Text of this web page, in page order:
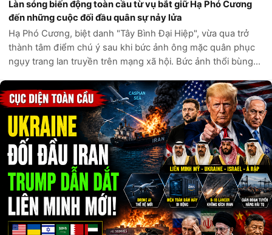
Làn sóng biến động toàn cầu từ vụ bắt giữ Hạ Phó Cương
đến những cuộc đối đầu quân sự nảy lửa
Hạ Phó Cương, biệt danh "Tây Bình Đại Hiệp", vừa qua trở
thành tâm điểm chú ý sau khi bức ảnh ông mặc quân phục
ngụy trang lan truyền trên mạng xã hội. Bức ảnh thổi bùng
đào thoát của ông. Nhiều...